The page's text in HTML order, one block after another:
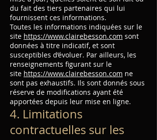
du fait des tiers partenaires qui lui
fournissent ces informations.
Toutes les informations indiquées sur le
site https://www.clairebesson.com sont
données à titre indicatif, et sont
susceptibles d’évoluer. Par ailleurs, les
renseignements figurant sur le
site https://www.clairebesson.com ne
sont pas exhaustifs. Ils sont donnés sous
réserve de modifications ayant été
apportées depuis leur mise en ligne.
4. Limitations
contractuelles sur les